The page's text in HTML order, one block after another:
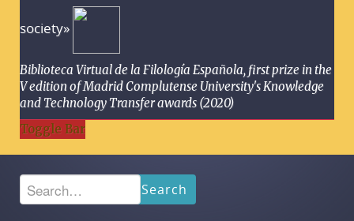
society»
Biblioteca Virtual de la Filología Española, first prize in the
V edition of Madrid Complutense University's Knowledge
and Technology Transfer awards (2020)
Toggle Bar
Search